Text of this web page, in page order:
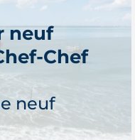
neuf
Chef
neuf